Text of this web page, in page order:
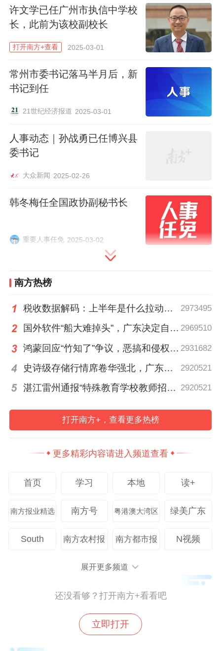
类人才50余万人。
南方+记者 陈伊纯
南方日报、南方+客户端原创，未经授权不得
编辑 佘余
南方日报、南方+时政新闻部记者
许文学已任广州市执信中学校
长，此前为该校副校长
打开南方+查看 2025-03-01
常州市委书记落马半月后，新
书记到任
21世纪经济报道 2025-03-01
人事动态｜孙战勇已任博兴县
委书记
大众新闻 2025-02-26
韩冬梅任全国政协副秘书长
重要人事任免 2025-03-02
南方热榜
税收数据解码：上半年是什么拉动广东经济加速增长？ 2973495
国外软件“船大难掉头”，广东决定自己造“工业大脑” 2969510
鸿蒙回应“竹知了”争议，恶搞和侵权的边界在哪里？ 2931682
史诗级存储行情席卷华强北，广东如何穿越周期？ 2920521
湛江雷州通报“特殊教育学校教师招聘存在违规行为” 2920521
打开南方+，查看更多热榜
更多精彩内容请进入频道查看
首页 学习 本地 读+
南方报业精选 南方号 粤港澳大湾区 绿美广东
South 南方农村报 南方都市报 N视频
展开更多频道
还没看够？打开南方+看看吧
立即打开